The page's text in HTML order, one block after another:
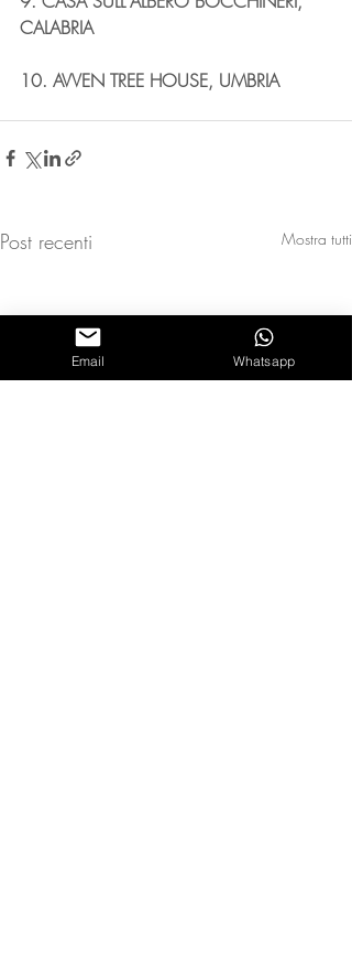
CALABRIA
10. AVVEN TREE HOUSE, UMBRIA
Post recenti Mostra tutti
Email Whatsapp